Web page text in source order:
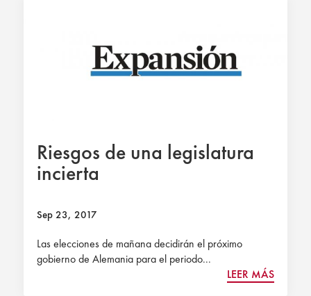
Riesgos de una legislatura
incierta
Sep 23, 2017
Las elecciones de mañana decidirán el próximo
gobierno de Alemania para el periodo...
LEER MÁS